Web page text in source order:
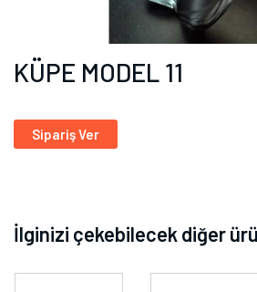
KÜPE MODEL 11
Sipariş Ver
İlginizi çekebilecek diğer